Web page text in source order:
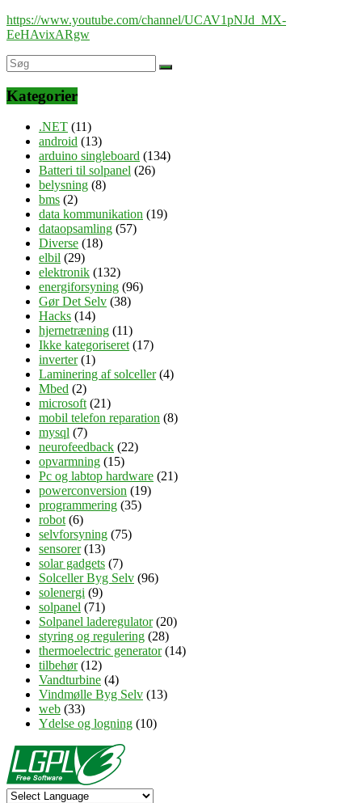
https://www.youtube.com/channel/UCAV1pNJd_MX-
EeHAvixARgw
Kategorier
.NET (11)
android (13)
arduino singleboard (134)
Batteri til solpanel (26)
belysning (8)
bms (2)
data kommunikation (19)
dataopsamling (57)
Diverse (18)
elbil (29)
elektronik (132)
energiforsyning (96)
Gør Det Selv (38)
Hacks (14)
hjernetræning (11)
Ikke kategoriseret (17)
inverter(1)
Laminering af solceller(4)
Mbed (2)
microsoft (21)
mobil telefon reparation (8)
mysql (7)
neurofeedback (22)
opvarmning (15)
Pc og labtop hardware (21)
powerconversion (19)
programmering (35)
robot (6)
selvforsyning (75)
sensorer(13)
solar gadgets (7)
Solceller Byg Selv (96)
solenergi (9)
solpanel (71)
Solpanel laderegulator(20)
styring og regulering (28)
thermoelectric generator(14)
tilbehør(12)
Vandturbine (4)
Vindmølle Byg Selv (13)
web (33)
Ydelse og logning (10)